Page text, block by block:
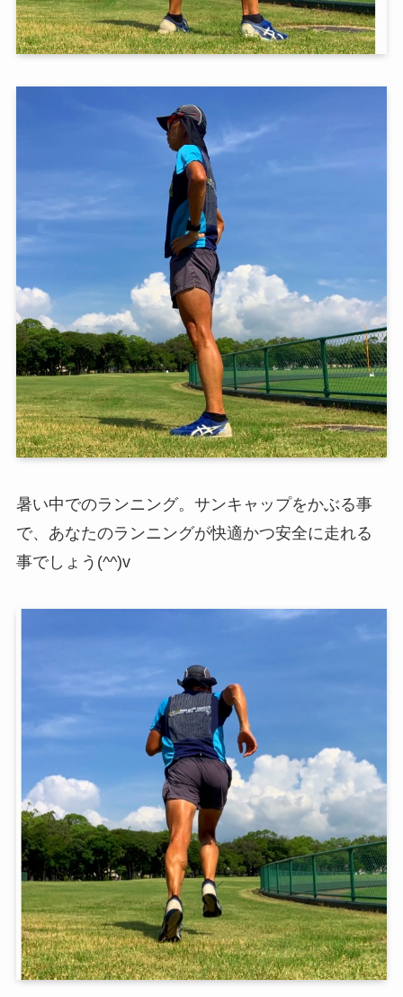
暑い中でのランニング。サンキャップをかぶる事
で、あなたのランニングが快適かつ安全に走れる
事でしょう(^^)v